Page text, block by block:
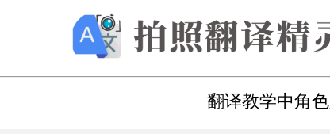
翻译教学中角